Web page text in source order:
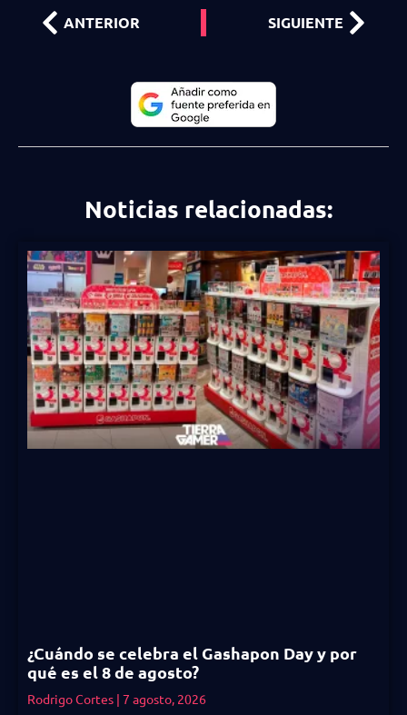
ANTERIOR SIGUIENTE
Noticias relacionadas:
¿Cuándo se celebra el Gashapon Day y por
qué es el 8 de agosto?
Rodrigo Cortes 7 agosto, 2026